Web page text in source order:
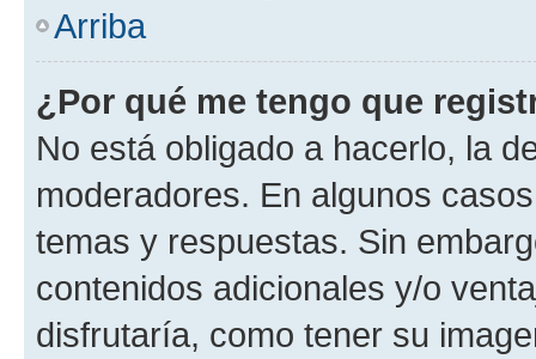
Arriba
¿Por qué me tengo que
No está obligado a hacerlo, la
moderadores. En algunos
temas y respuestas. Sin
contenidos adicionales y/o
disfrutaría, como tener su